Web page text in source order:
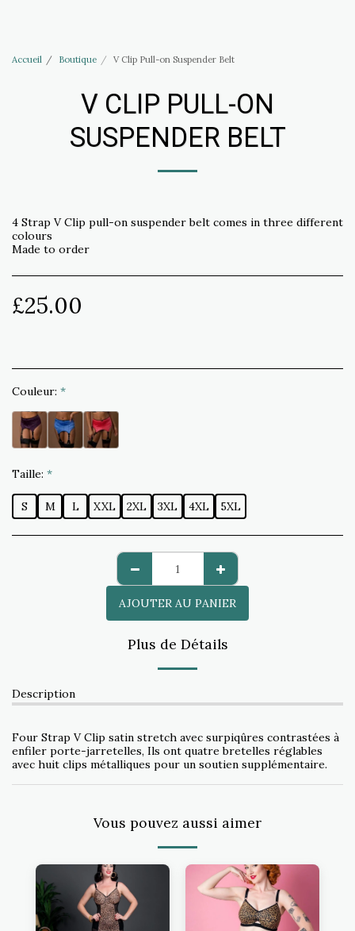
Accueil Boutique V Clip Pull-on Suspender Belt
V CLIP PULL-ON
SUSPENDER BELT
4 Strap V Clip pull-on suspender belt comes in three different
colours
Made to order
£25.00
Couleur: *
Taille: *
S M L XXL 2XL 3XL 4XL 5XL
AJOUTER AU PANIER
Plus de Détails
Description
Four Strap V Clip satin stretch avec surpiqûres contrastées à
enfiler porte-jarretelles, Ils ont quatre bretelles réglables
avec huit clips métalliques pour un soutien supplémentaire.
Vous pouvez aussi aimer